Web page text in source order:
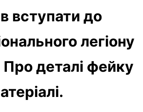
вступати до
легіону
Про деталі фейку